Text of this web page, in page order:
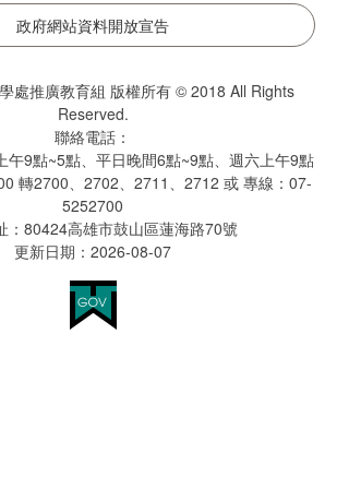
政府網站資料開放宣告
處推廣教育組 版權所有 © 2018 All Rights
Reserved.
聯絡電話：
午9點~5點、平日晚間6點~9點、週六上午9點
轉2700、2702、2711、2712 或 專線：07-
5252700
：80424高雄市鼓山區蓮海路70號
更新日期：2026-08-07